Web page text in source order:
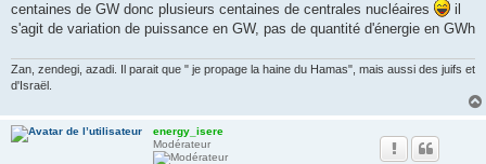
a
g
e
centaines de GW donc plusieurs centaines de centrales nucléaires
il
s'agit de variation de puissance en GW, pas de quantité d'énergie en GWh
Zan, zendegi, azadi. Il parait que " je propage la haine du Hamas", mais aussi des juifs et
d'Israël.
energy_isere
Modérateur